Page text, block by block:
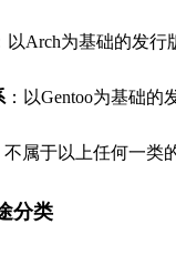
以Arch为基础的发行
：以Gentoo为基础的
不属于以上任何一类
分类